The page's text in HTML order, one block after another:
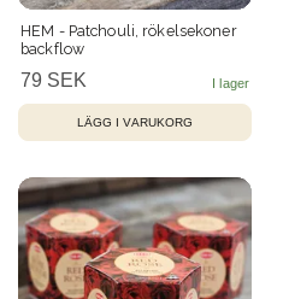
HEM - Patchouli, rökelsekoner
backflow
79 SEK